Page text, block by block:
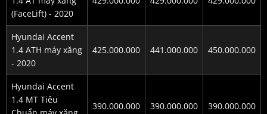
(FaceLift) - 2020
Hyundai Accent
1.4 ATH máy xăng
- 2020
425.000.000 441.000.000 450.000.000
Hyundai Accent
1.4 MT Tiêu
390.000.000 390.000.000 390.000.000